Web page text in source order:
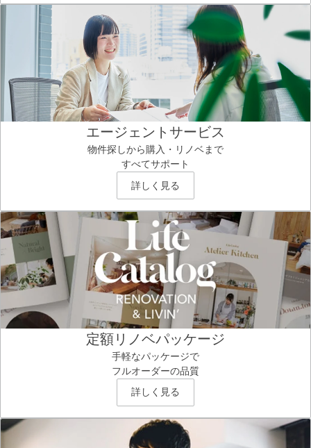
エージェントサービス
物件探しから購入・リノベまで
すべてサポート
詳しく見る
定額リノベパッケージ
手軽なパッケージで
フルオーダーの品質
詳しく見る